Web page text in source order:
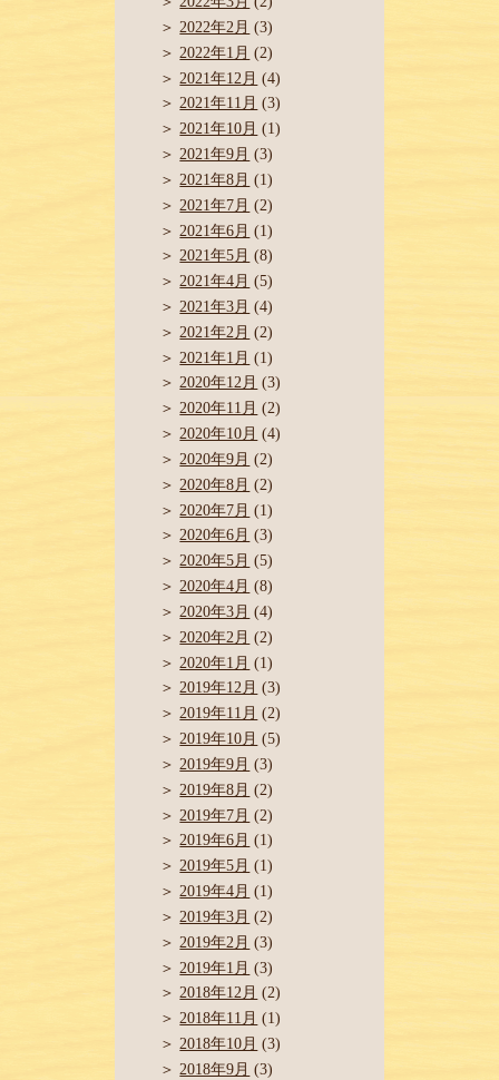
2022年2月 (3)
2022年1月 (2)
2021年12月 (4)
2021年11月 (3)
2021年10月 (1)
2021年9月 (3)
2021年8月 (1)
2021年7月 (2)
2021年6月 (1)
2021年5月 (8)
2021年4月 (5)
2021年3月 (4)
2021年2月 (2)
2021年1月 (1)
2020年12月 (3)
2020年11月 (2)
2020年10月 (4)
2020年9月 (2)
2020年8月 (2)
2020年7月 (1)
2020年6月 (3)
2020年5月 (5)
2020年4月 (8)
2020年3月 (4)
2020年2月 (2)
2020年1月 (1)
2019年12月 (3)
2019年11月 (2)
2019年10月 (5)
2019年9月 (3)
2019年8月 (2)
2019年7月 (2)
2019年6月 (1)
2019年5月 (1)
2019年4月 (1)
2019年3月 (2)
2019年2月 (3)
2019年1月 (3)
2018年12月 (2)
2018年11月 (1)
2018年10月 (3)
2018年9月 (3)